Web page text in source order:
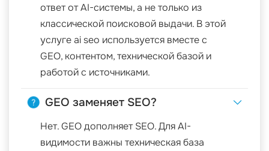
ответ от AI-системы, а не только из
классической поисковой выдачи. В этой
услуге ai seo используется вместе с
GEO, контентом, технической базой и
работой с источниками.
GEO заменяет SEO?
Нет. GEO дополняет SEO. Для AI-
видимости важны техническая база